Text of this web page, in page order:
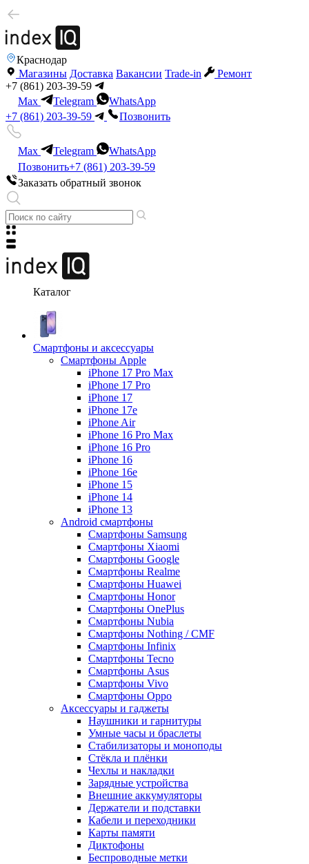
Краснодар
Магазины Доставка Вакансии Trade-in
Ремонт
+7 (861) 203-39-59
Max
Telegram
WhatsApp
+7 (861) 203-39-59
Позвонить
Max Telegram
WhatsApp
Позвонить+7 (861) 203-39-59
Заказать обратный звонок
Каталог
Смартфоны и аксессуары
Смартфоны Apple
iPhone 17 Pro Max
iPhone 17 Pro
iPhone 17
iPhone 17e
iPhone Air
iPhone 16 Pro Max
iPhone 16 Pro
iPhone 16
iPhone 16e
iPhone 15
iPhone 14
iPhone 13
Android cмартфоны
Смартфоны Samsung
Смартфоны Xiaomi
Смартфоны Google
Смартфоны Realme
Смартфоны Huawei
Смартфоны Honor
Смартфоны OnePlus
Смартфоны Nubia
Смартфоны Nothing / CMF
Смартфоны Infinix
Смартфоны Tecno
Смартфоны Asus
Смартфоны Vivo
Смартфоны Oppo
Аксессуары и гаджеты
Наушники и гарнитуры
Умные часы и браслеты
Стабилизаторы и моноподы
Стёкла и плёнки
Чехлы и накладки
Зарядные устройства
Внешние аккумуляторы
Держатели и подставки
Кабели и переходники
Карты памяти
Диктофоны
Беспроводные метки